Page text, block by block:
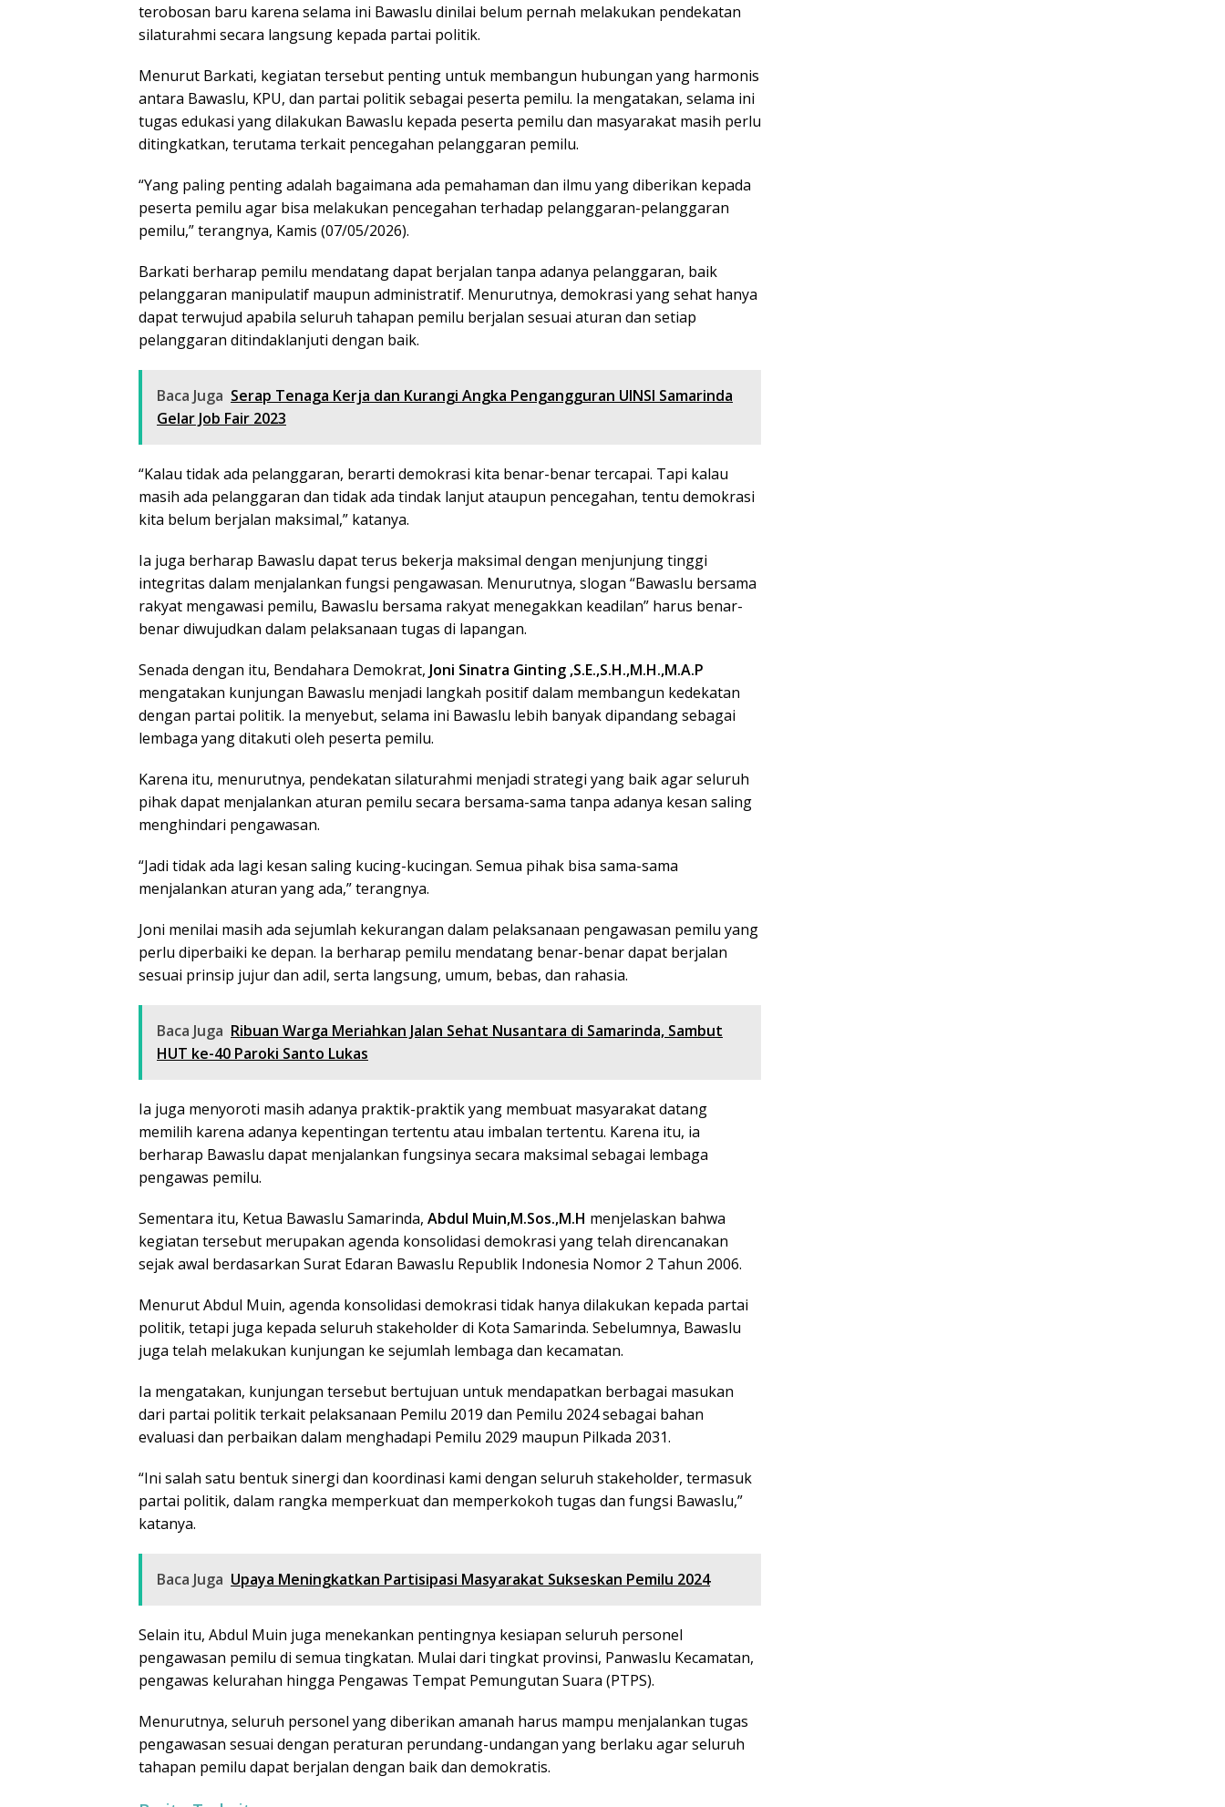
terobosan baru karena selama ini Bawaslu dinilai belum pernah melakukan pendekatan
silaturahmi secara langsung kepada partai politik.
Menurut Barkati, kegiatan tersebut penting untuk membangun hubungan yang harmonis
antara Bawaslu, KPU, dan partai politik sebagai peserta pemilu. Ia mengatakan, selama ini
tugas edukasi yang dilakukan Bawaslu kepada peserta pemilu dan masyarakat masih perlu
ditingkatkan, terutama terkait pencegahan pelanggaran pemilu.
“Yang paling penting adalah bagaimana ada pemahaman dan ilmu yang diberikan kepada
peserta pemilu agar bisa melakukan pencegahan terhadap pelanggaran-pelanggaran
pemilu,” terangnya, Kamis (07/05/2026).
Barkati berharap pemilu mendatang dapat berjalan tanpa adanya pelanggaran, baik
pelanggaran manipulatif maupun administratif. Menurutnya, demokrasi yang sehat hanya
dapat terwujud apabila seluruh tahapan pemilu berjalan sesuai aturan dan setiap
pelanggaran ditindaklanjuti dengan baik.
Baca Juga Serap Tenaga Kerja dan Kurangi Angka Pengangguran UINSI Samarinda
Gelar Job Fair 2023
“Kalau tidak ada pelanggaran, berarti demokrasi kita benar-benar tercapai. Tapi kalau
masih ada pelanggaran dan tidak ada tindak lanjut ataupun pencegahan, tentu demokrasi
kita belum berjalan maksimal,” katanya.
Ia juga berharap Bawaslu dapat terus bekerja maksimal dengan menjunjung tinggi
integritas dalam menjalankan fungsi pengawasan. Menurutnya, slogan “Bawaslu bersama
rakyat mengawasi pemilu, Bawaslu bersama rakyat menegakkan keadilan” harus benar-
benar diwujudkan dalam pelaksanaan tugas di lapangan.
Senada dengan itu, Bendahara Demokrat, Joni Sinatra Ginting ,S.E.,S.H.,M.H.,M.A.P
mengatakan kunjungan Bawaslu menjadi langkah positif dalam membangun kedekatan
dengan partai politik. Ia menyebut, selama ini Bawaslu lebih banyak dipandang sebagai
lembaga yang ditakuti oleh peserta pemilu.
Karena itu, menurutnya, pendekatan silaturahmi menjadi strategi yang baik agar seluruh
pihak dapat menjalankan aturan pemilu secara bersama-sama tanpa adanya kesan saling
menghindari pengawasan.
“Jadi tidak ada lagi kesan saling kucing-kucingan. Semua pihak bisa sama-sama
menjalankan aturan yang ada,” terangnya.
Joni menilai masih ada sejumlah kekurangan dalam pelaksanaan pengawasan pemilu yang
perlu diperbaiki ke depan. Ia berharap pemilu mendatang benar-benar dapat berjalan
sesuai prinsip jujur dan adil, serta langsung, umum, bebas, dan rahasia.
Baca Juga Ribuan Warga Meriahkan Jalan Sehat Nusantara di Samarinda, Sambut
HUT ke-40 Paroki Santo Lukas
Ia juga menyoroti masih adanya praktik-praktik yang membuat masyarakat datang
memilih karena adanya kepentingan tertentu atau imbalan tertentu. Karena itu, ia
berharap Bawaslu dapat menjalankan fungsinya secara maksimal sebagai lembaga
pengawas pemilu.
Sementara itu, Ketua Bawaslu Samarinda, Abdul Muin,M.Sos.,M.H menjelaskan bahwa
kegiatan tersebut merupakan agenda konsolidasi demokrasi yang telah direncanakan
sejak awal berdasarkan Surat Edaran Bawaslu Republik Indonesia Nomor 2 Tahun 2006.
Menurut Abdul Muin, agenda konsolidasi demokrasi tidak hanya dilakukan kepada partai
politik, tetapi juga kepada seluruh stakeholder di Kota Samarinda. Sebelumnya, Bawaslu
juga telah melakukan kunjungan ke sejumlah lembaga dan kecamatan.
Ia mengatakan, kunjungan tersebut bertujuan untuk mendapatkan berbagai masukan
dari partai politik terkait pelaksanaan Pemilu 2019 dan Pemilu 2024 sebagai bahan
evaluasi dan perbaikan dalam menghadapi Pemilu 2029 maupun Pilkada 2031.
“Ini salah satu bentuk sinergi dan koordinasi kami dengan seluruh stakeholder, termasuk
partai politik, dalam rangka memperkuat dan memperkokoh tugas dan fungsi Bawaslu,”
katanya.
Baca Juga Upaya Meningkatkan Partisipasi Masyarakat Sukseskan Pemilu 2024
Selain itu, Abdul Muin juga menekankan pentingnya kesiapan seluruh personel
pengawasan pemilu di semua tingkatan. Mulai dari tingkat provinsi, Panwaslu Kecamatan,
pengawas kelurahan hingga Pengawas Tempat Pemungutan Suara (PTPS).
Menurutnya, seluruh personel yang diberikan amanah harus mampu menjalankan tugas
pengawasan sesuai dengan peraturan perundang-undangan yang berlaku agar seluruh
tahapan pemilu dapat berjalan dengan baik dan demokratis.